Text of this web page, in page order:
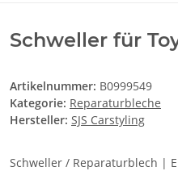
Schweller für
Artikelnummer: B0999549
Kategorie: Reparaturbleche
Hersteller: SJS Carstyling
Schweller / Reparaturblech |